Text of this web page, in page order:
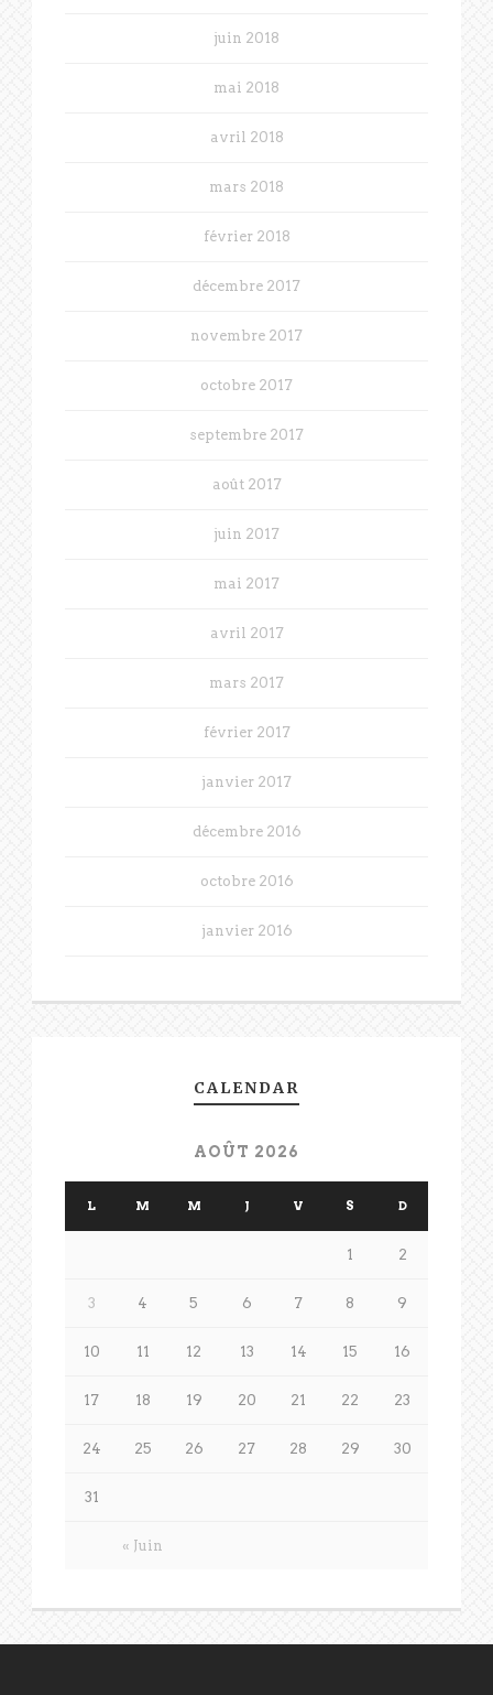
juin 2018
mai 2018
avril 2018
mars 2018
février 2018
décembre 2017
novembre 2017
octobre 2017
septembre 2017
août 2017
juin 2017
mai 2017
avril 2017
mars 2017
février 2017
janvier 2017
décembre 2016
octobre 2016
janvier 2016
CALENDAR
AOÛT 2026
L M M J V S D
« Juin
1 2
3 4 5 6 7 8 9
10 11 12 13 14 15 16
17 18 19 20 21 22 23
24 25 26 27 28 29 30
31